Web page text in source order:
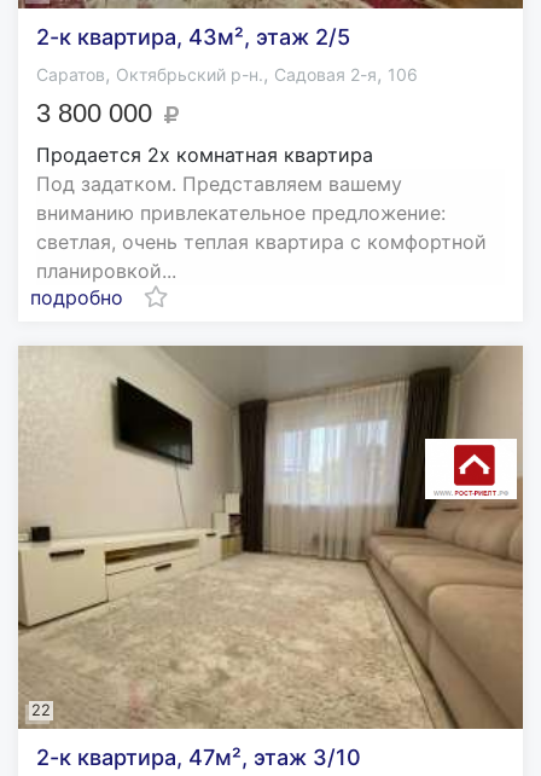
2-к квартира, 43м², этаж 2/5
Саратов, Октябрьский р-н., Садовая 2-я, 106
3 800 000
Продается 2х комнатная квартира
Под задатком. Представляем вашему
вниманию привлекательное предложение:
светлая, очень теплая квартира с комфортной
планировкой...
подробно
22
2-к квартира, 47м², этаж 3/10